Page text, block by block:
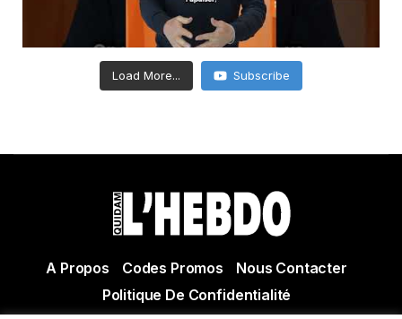
Load More... Subscribe
A Propos Codes Promos
Nous Contacter
Politique De Confidentialité